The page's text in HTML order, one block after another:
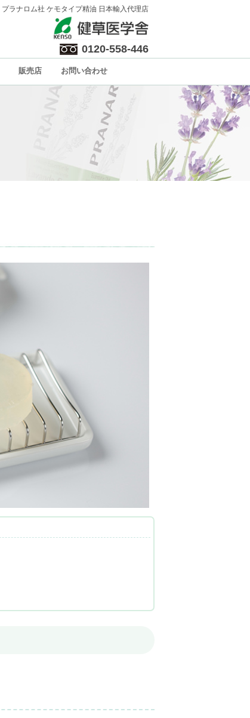
プラナロム社 ケモタイプ精油 日本輸入代理店
0120-558-446
販売店 お問い合わせ